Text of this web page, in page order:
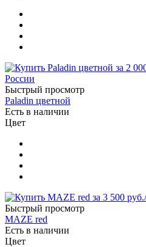
Быстрый просмотр
Paladin цветной
Есть в наличии
Цвет
Быстрый просмотр
MAZE red
Есть в наличии
Цвет